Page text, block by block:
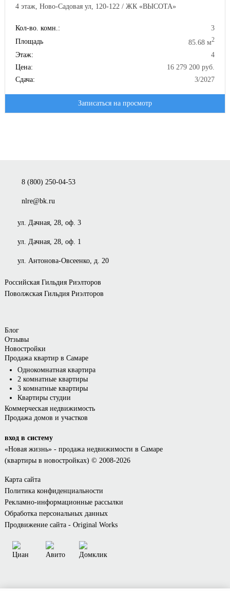
4 этаж, Ново-Садовая ул, 120-122 / ЖК «ВЫСОТА»
Кол-во. комн.:
3
Площадь
85.68 м2
Этаж:
4
Цена:
16 279 200 руб.
Сдача:
3/2027
Записаться на просмотр
8 (800) 250-04-53
nlre@bk.ru
ул. Дачная, 28, оф. 3
ул. Дачная, 28, оф. 1
ул. Антонова-Овсеенко, д. 20
Российская Гильдия Риэлторов
Поволжская Гильдия Риэлторов
Блог
Отзывы
Новостройки
Продажа квартир в Самаре
Однокомнатная квартира
2 комнатные квартиры
3 комнатные квартиры
Квартиры студии
Коммерческая недвижимость
Продажа домов и участков
вход в систему
«Новая жизнь»- продажа недвижимости в Самаре
(квартиры в новостройках) © 2008-2026
Карта сайта
Политика конфиденциальности
Рекламно-информационные рассылки
Обработка персональных данных
Продвижение сайта - Original Works